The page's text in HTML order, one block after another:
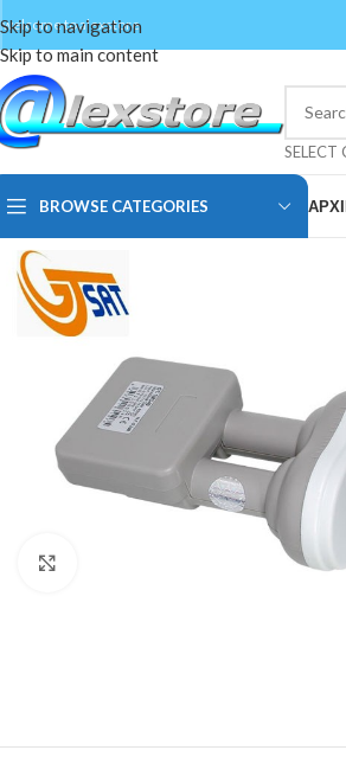
Skip to navigation
Skip to main content
welcome to alexstore
SELECT
BROWSE CATEGORIES